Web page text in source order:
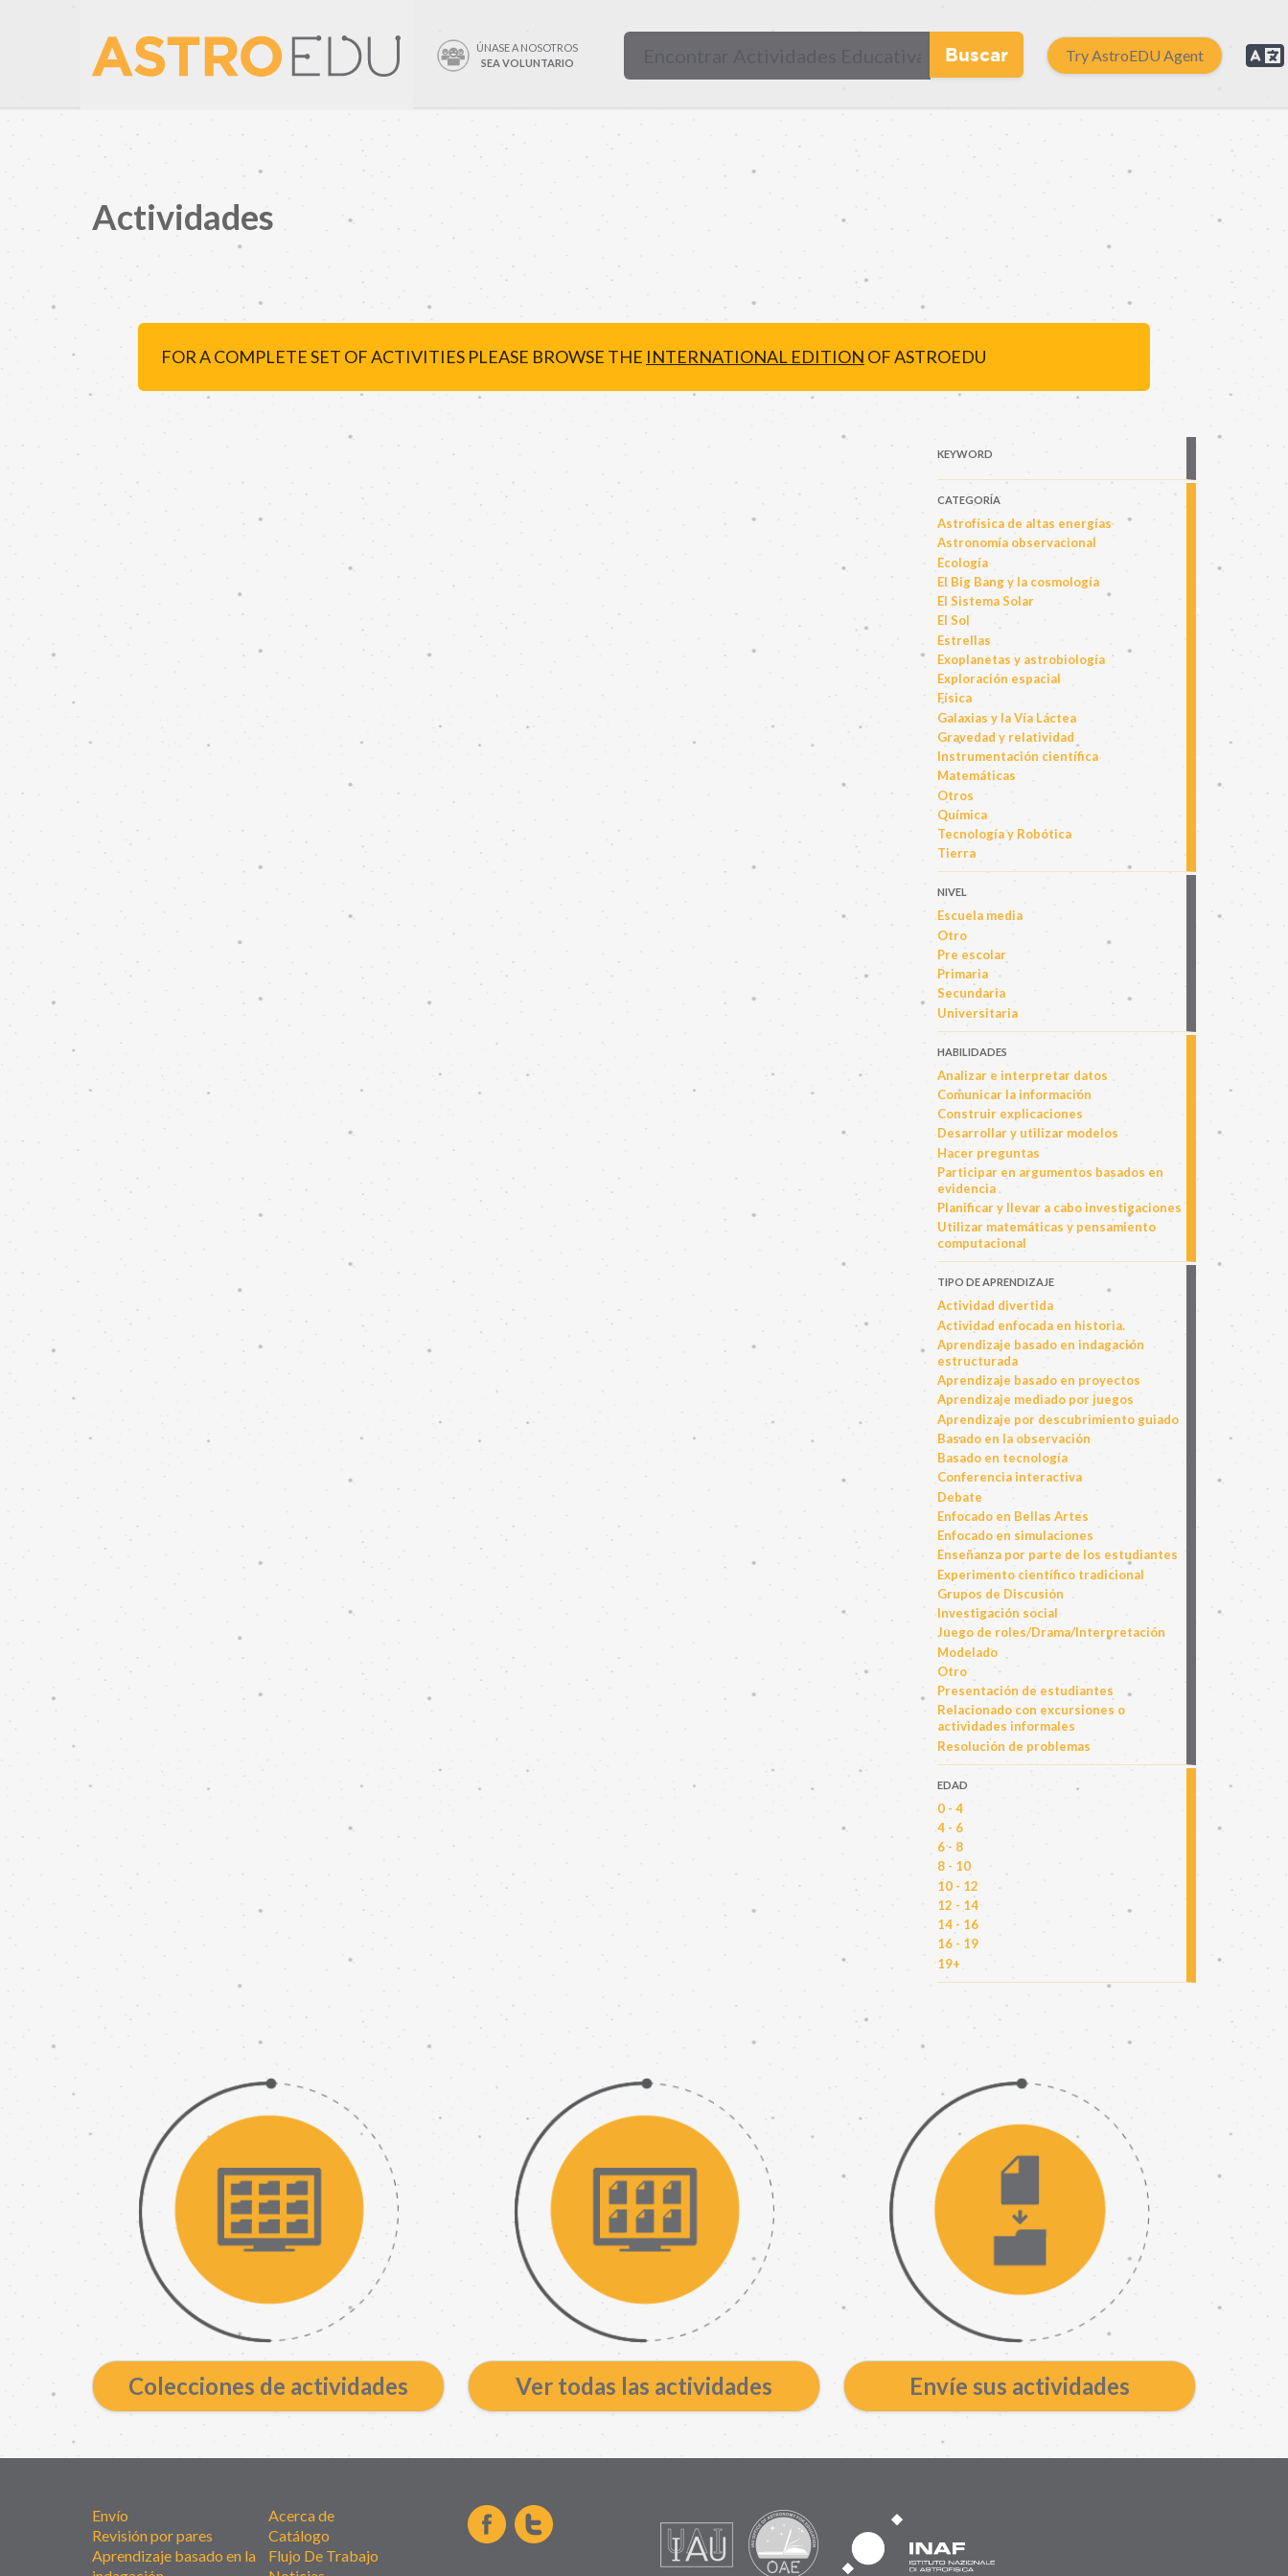
ÚNASE A NOSOTROS
SEA VOLUNTARIO
Buscar Try AstroEDU Agent
Actividades
FOR A COMPLETE SET OF ACTIVITIES PLEASE BROWSE THE INTERNATIONAL EDITION OF ASTROEDU
KEYWORD
CATEGORÍA
Astrofísica de altas energías
Astronomía observacional
Ecología
El Big Bang y la cosmología
El Sistema Solar
El Sol
Estrellas
Exoplanetas y astrobiología
Exploración espacial
Física
Galaxias y la Vía Láctea
Gravedad y relatividad
Instrumentación científica
Matemáticas
Otros
Química
Tecnología y Robótica
Tierra
NIVEL
Escuela media
Otro
Pre escolar
Primaria
Secundaria
Universitaria
HABILIDADES
Analizar e interpretar datos
Comunicar la información
Construir explicaciones
Desarrollar y utilizar modelos
Hacer preguntas
Participar en argumentos basados en
evidencia
Planificar y llevar a cabo investigaciones
Utilizar matemáticas y pensamiento
computacional
TIPO DE APRENDIZAJE
Actividad divertida
Actividad enfocada en historia.
Aprendizaje basado en indagación
estructurada
Aprendizaje basado en proyectos
Aprendizaje mediado por juegos
Aprendizaje por descubrimiento guiado
Basado en la observación
Basado en tecnología
Conferencia interactiva
Debate
Enfocado en Bellas Artes
Enfocado en simulaciones
Enseñanza por parte de los estudiantes
Experimento científico tradicional
Grupos de Discusión
Investigación social
Juego de roles/Drama/Interpretación
Modelado
Otro
Presentación de estudiantes
Relacionado con excursiones o
actividades informales
Resolución de problemas
EDAD
0 - 4
4 - 6
6 - 8
8 - 10
10 - 12
12 - 14
14 - 16
16 - 19
19+
Colecciones de actividades Ver todas las actividades Envíe sus actividades
Envío
Revisión por pares
Aprendizaje basado en la
Acerca de
Catálogo
Flujo De Trabajo